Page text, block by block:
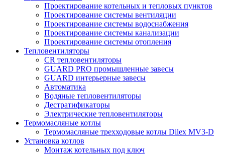
Проектирование котельных и тепловых пунктов
Проектирование системы вентиляции
Проектирование системы водоснабжения
Проектирование системы канализации
Проектирование системы отопления
Тепловентиляторы
CR тепловентиляторы
GUARD PRO промышленные завесы
GUARD интерьерные завесы
Автоматика
Водяные тепловентиляторы
Дестратификаторы
Электрические тепловентиляторы
Термомасляные котлы
Термомасляные трехходовые котлы Dilex MV3-D
Установка котлов
Монтаж котельных под ключ